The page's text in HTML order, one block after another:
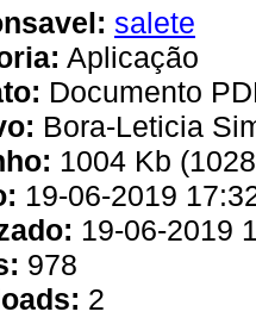
salete
Aplicação
Documento
Bora-Leticia
1004 Kb
19-06-2019
19-06-2019
978
2